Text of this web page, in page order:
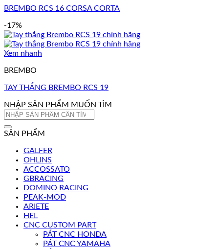
BREMBO RCS 16 CORSA CORTA
-17%
Xem nhanh
BREMBO
TAY THẮNG BREMBO RCS 19
NHẬP SẢN PHẨM MUỐN TÌM
Tìm
SẢN PHẨM
GALFER
OHLINS
ACCOSSATO
GBRACING
DOMINO RACING
PEAK-MOD
ARIETE
HEL
CNC CUSTOM PART
PÁT CNC HONDA
PÁT CNC YAMAHA